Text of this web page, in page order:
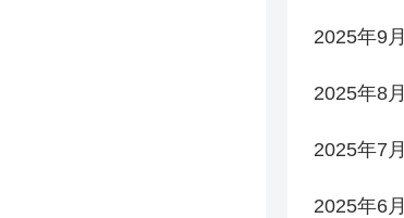
2025年9月
2025年8月
2025年7月
2025年6月